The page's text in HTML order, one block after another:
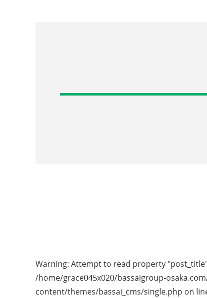
Warning: Attempt to read property
/home/grace045x020/bassaigroup-
content/themes/bassai_cms/single.php on